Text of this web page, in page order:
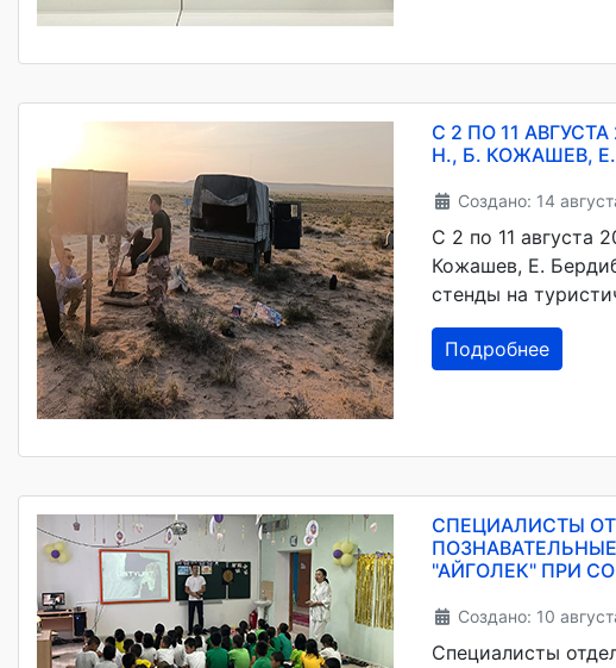
С 2 ПО 11
Н., Б. КОЖАШЕВ,
Создано: 14
С 2 по 11 августа
Кожашев, Е.
стенды на
Подробнее
СПЕЦИАЛИСТЫ
"АЙГОЛЕК" ПРИ
Создано: 10
Специалисты